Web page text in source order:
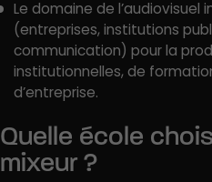
Le domaine de
(entreprises, institutions
communication) pour la
institutionnelles, de
d’entreprise.
Quelle école
mixeur ?